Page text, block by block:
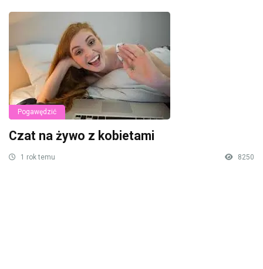
Pogawędzić
Czat na żywo z kobietami
1 rok temu 8250